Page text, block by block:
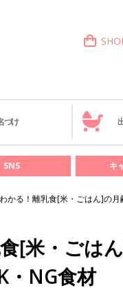
づけ
SNS キ
かる！離乳食[米・ごはん]の
[米・ごは
・NG食材